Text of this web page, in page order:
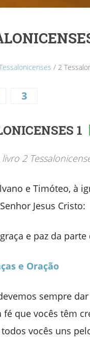
/ 2
3
1
2
e Timóteo, à
Jesus Cristo:
e paz da
e Oração
sempre
fé que vocês têm
vocês uns